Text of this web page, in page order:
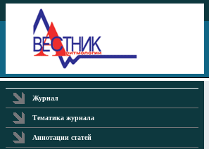
Журнал
Тематика журнала
Аннотации статей